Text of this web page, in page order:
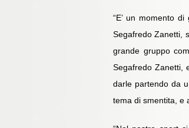
“E’ un momento
Segafredo Zanetti,
grande gruppo
Segafredo Zanetti,
darle partendo da
tema di smentita, e